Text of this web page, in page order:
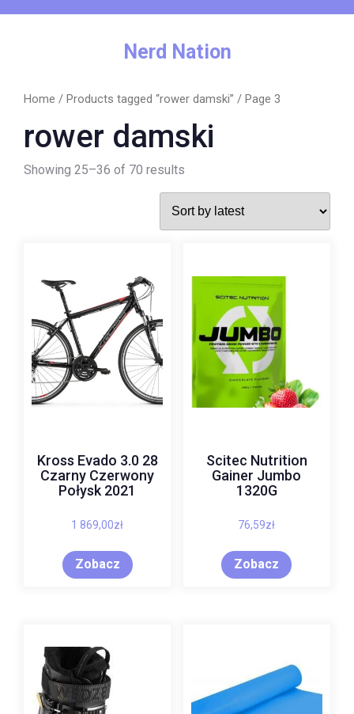
Nerd Nation
Home / Products tagged “rower damski” / Page 3
rower damski
Showing 25–36 of 70 results
Kross Evado 3.0 28
Czarny Czerwony
Połysk 2021
1 869,00zł
Zobacz
Scitec Nutrition
Gainer Jumbo
1320G
76,59zł
Zobacz